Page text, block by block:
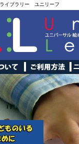
イブラリー ユニリーフ